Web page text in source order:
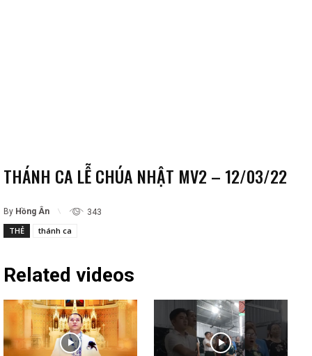
THÁNH CA LỄ CHÚA NHẬT MV2 – 12/03/22
By Hồng Ân 343
THẺ thánh ca
Related videos